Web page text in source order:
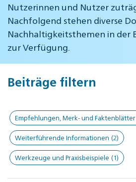
Nutzerinnen und Nutzer
Nachfolgend stehen diverse
Nachhaltigkeitsthemen in der
zur Verfügung.
Beiträge filtern
Empfehlungen, Merk- und Faktenblätter
Weiterführende Informationen (2)
Werkzeuge und Praxisbeispiele (1)